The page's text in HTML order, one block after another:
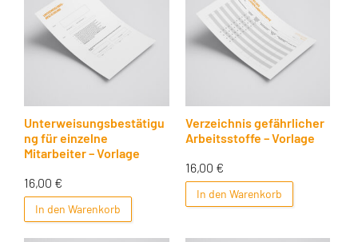
Unterweisungsbestätigu
ng für einzelne
Mitarbeiter – Vorlage
16,00 €
In den Warenkorb
Verzeichnis gefährlicher
Arbeitsstoffe – Vorlage
16,00 €
In den Warenkorb